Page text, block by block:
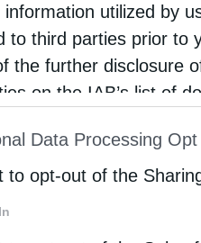
information utilized by
to third parties prior to
the further disclosure
on the IAB’s list of
of Downstream
parties.
Data Processing
to opt-out of the
το σώμα, αγνίζουν τη